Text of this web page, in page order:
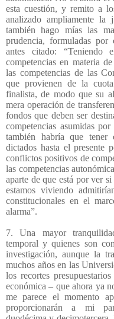
esta cuestión, y remito a
analizado ampliamente
también hago mías las
prudencia, formuladas
antes citado:
competencias en materia
las competencias de las
que provienen de la
finalista, de modo que su
mera operación de
fondos que deben ser
competencias asumidas
también habría que tener
dictados hasta el presente
conflictos positivos de
las competencias
aparte de que está por ver
estamos viviendo
constitucionales en el
alarma”.
7. Una mayor
temporal y quienes son
investigación, aunque la
muchos años en las
los recortes
económica – que ahora ya
me parece el momento
proporcionarán a mi